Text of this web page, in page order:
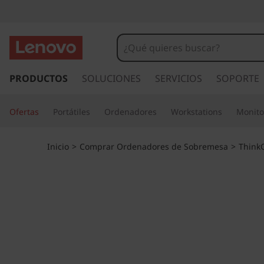
h
n
k
r
c
PRODUCTOS SOLUCIONES SERVICIOS SOPORTE
Ofertas Portátiles Ordenadores Workstations
Inicio > Comprar Ordenadores de Sobremesa >